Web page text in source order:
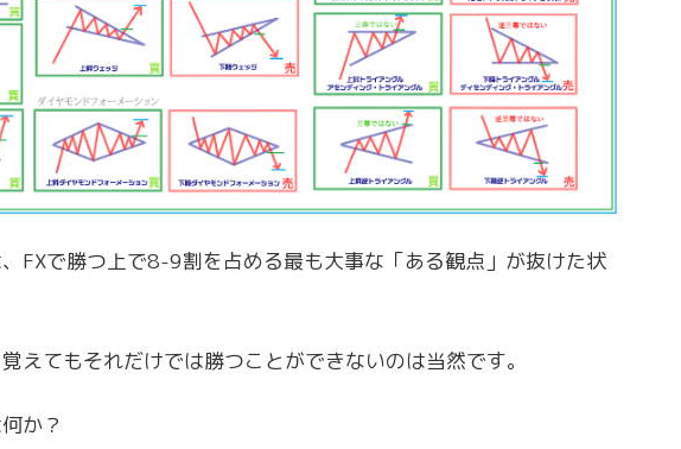
FXで勝つ上で8-9割を占める最も大事な「ある観点」が抜けた状
えてもそれだけでは勝つことができないのは当然です。
か？